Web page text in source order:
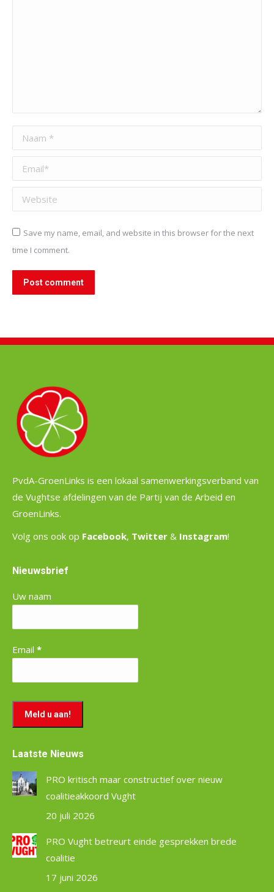
Naam *
Email *
Website
Save my name, email, and website in this browser for the next
time I comment.
Post comment
PvdA-GroenLinks is een lokaal samenwerkingsverband van
de Vughtse afdelingen van de Partij van de Arbeid en
GroenLinks.
Volg ons ook op Facebook, Twitter & Instagram!
Nieuwsbrief
Uw naam
Email *
Laatste Nieuws
PRO kritisch maar constructief over nieuw
coalitieakkoord Vught
20 juli 2026
PRO Vught betreurt einde gesprekken brede
coalitie
17 juni 2026